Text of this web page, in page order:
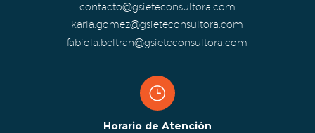
contacto@gsieteconsultora.com
karla.gomez@gsieteconsultora.com
fabiola.beltran@gsieteconsultora.com
}
}
Horario de Atención